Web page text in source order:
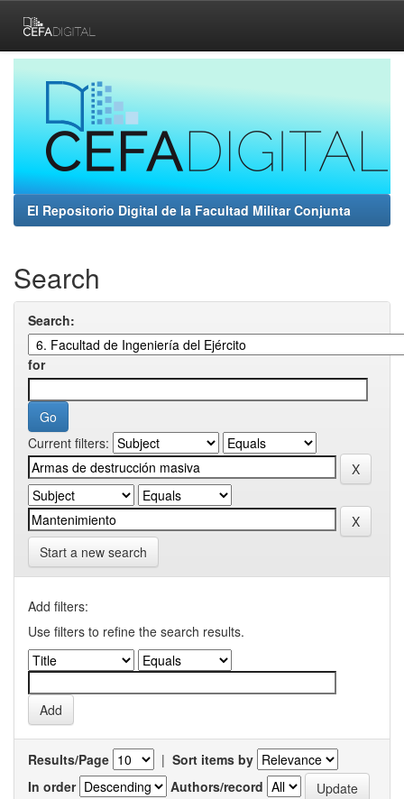
navigation
El Repositorio Digital de la Facultad Militar Conjunta
Search
Search:
for
Current filters:
Start a new search
Add filters:
Use filters to refine the search results.
Results/Page | Sort items by
In order
Authors/record